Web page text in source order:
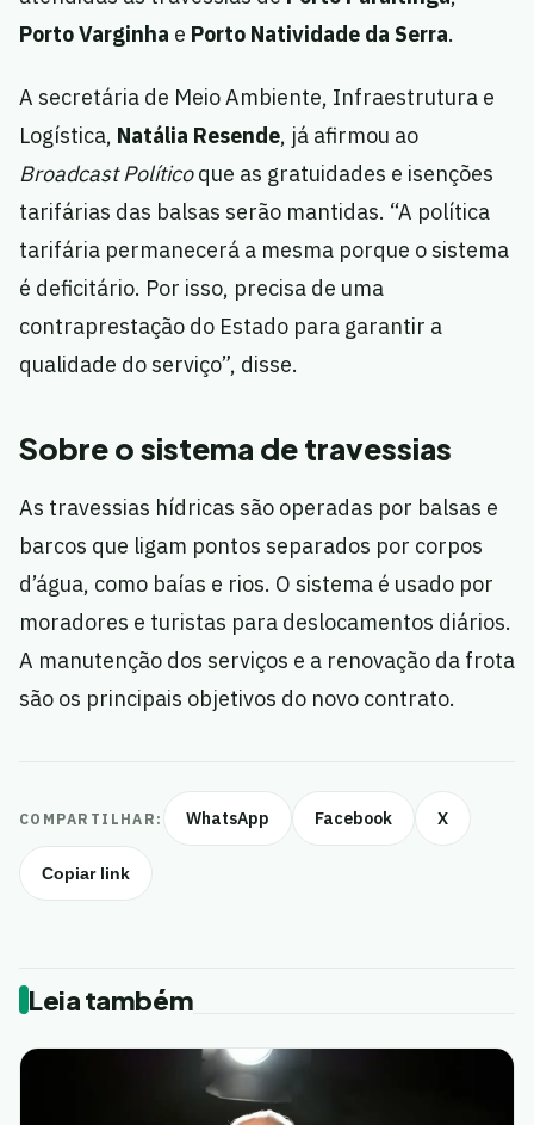
Porto Varginha e Porto Natividade da Serra.
A secretária de Meio Ambiente, Infraestrutura e
Logística, Natália Resende, já afirmou ao
Broadcast Políticoque as gratuidades e isenções
tarifárias das balsas serão mantidas. “A política
tarifária permanecerá a mesma porque o sistema
é deficitário. Por isso, precisa de uma
contraprestação do Estado para garantir a
qualidade do serviço”, disse.
Sobre o sistema de travessias
As travessias hídricas são operadas por balsas e
barcos que ligam pontos separados por corpos
d’água, como baías e rios. O sistema é usado por
moradores e turistas para deslocamentos diários.
A manutenção dos serviços e a renovação da frota
são os principais objetivos do novo contrato.
COMPARTILHAR: WhatsApp Facebook X
Copiar link
Leia também